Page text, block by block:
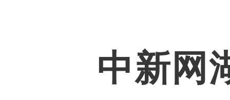
中新网